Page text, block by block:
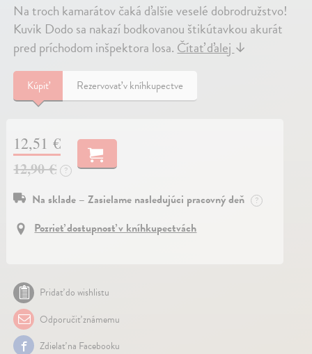
Na troch kamarátov čaká ďalšie veselé dobrodružstvo!
Kuvik Dodo sa nakazí bodkovanou štikútavkou akurát
pred príchodom inšpektora losa.Čítať ďalej↓
Kúpiť Rezervovať v kníhkupectve
12,51 €
12,90 €
?
Na sklade – Zasielame nasledujúci pracovný deň ?
Pozrieť dostupnosť v kníhkupectvách
Pridať do wishlistu
Odporučiť známemu
Zdielať na Facebooku